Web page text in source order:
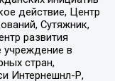
действие, Центр
Сутяжник,
развития
учреждение в
стран,
Интернешнл-Р,